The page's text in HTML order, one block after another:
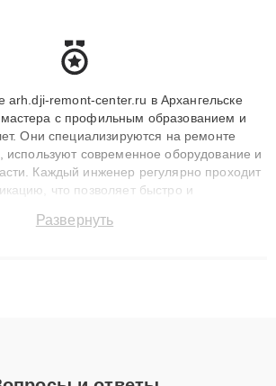
arh.dji-remont-center.ru в Архангельске
с профильным образованием и
Они специализируются на ремонте
используют современное оборудование и
Каждый инженер регулярно проходит
что позволяет быстро и
до 3 лет. Наши мастера решают
Развернуть